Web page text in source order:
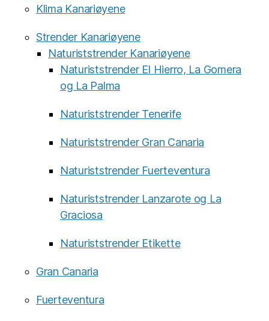
Klima Kanariøyene
Strender Kanariøyene
Naturiststrender Kanariøyene
Naturiststrender El Hierro, La Gomera
og La Palma
Naturiststrender Tenerife
Naturiststrender Gran Canaria
Naturiststrender Fuerteventura
Naturiststrender Lanzarote og La
Graciosa
Naturiststrender Etikette
Gran Canaria
Fuerteventura